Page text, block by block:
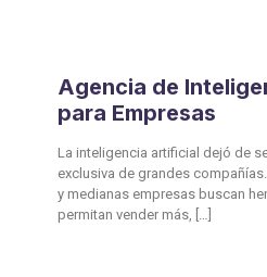
Agencia de
para Empresas
La inteligencia artificial dejó de
exclusiva de grandes
y medianas empresas buscan
permitan vender más, […]